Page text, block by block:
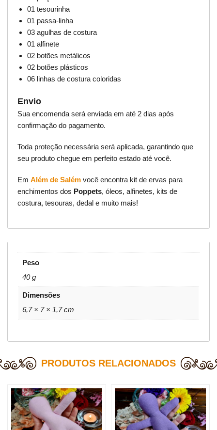
01 tesourinha
01 passa-linha
03 agulhas de costura
01 alfinete
02 botões metálicos
02 botões plásticos
06 linhas de costura coloridas
Envio
Sua encomenda será enviada em até 2 dias após
confirmação do pagamento.
Toda proteção necessária será aplicada, garantindo que
seu produto chegue em perfeito estado até você.
Em Além de Salém você encontra kit de ervas para
enchimentos dos Poppets, óleos, alfinetes, kits de
costura, tesouras, dedal e muito mais!
Peso
40 g
Dimensões
6,7 × 7 × 1,7 cm
PRODUTOS RELACIONADOS